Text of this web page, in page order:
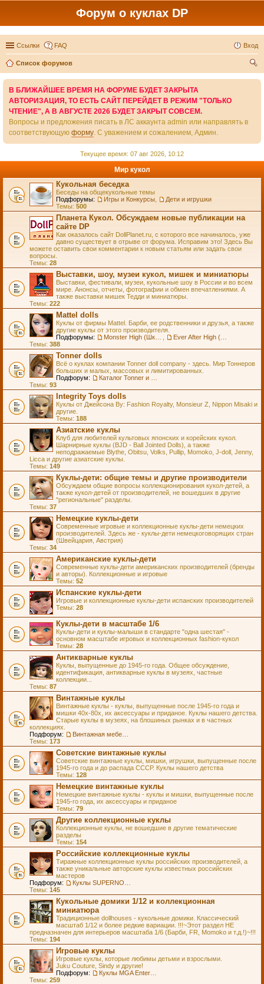
Форум о куклах DP
Ссылки FAQ Вход
Список форумов
В БЛИЖАЙШЕЕ ВРЕМЯ НА ФОРУМЕ БУДЕТ ЗАКРЫТА
АВТОРИЗАЦИЯ, ТО ЕСТЬ САЙТ ПЕРЕЙДЕТ В РЕЖИМ "ТОЛЬКО
ЧТЕНИЕ", А В АВГУСТЕ 2026 БУДЕТ ЗАКРЫТ СОВСЕМ.
Вопросы и предложения писать в ЛС аккаунта admin или направлять в
соответствующую форму. С уважением и сожалением, Админ.
Текущее время: 07 авг 2026, 10:12
Мир кукол
Кукольная беседка
Беседы на общекукольные темы
Подфорумы:
Игры и Конкурсы
Дети и игрушки
Темы: 500
Планета Кукол. Обсуждаем новые публикации на
сайте DP
Как оказалось сайт DollPlanet.ru, с которого все начиналось, уже
давно существует в отрыве от форума. Исправим это! Здесь Вы
можете оставить свои комментарии к новым статьям или задать свои
вопросы.
Темы: 28
Выставки, шоу, музеи кукол, мишек и миниатюры
Выставки, фестивали, музеи, кукольные шоу в России и во всем
мире. Анонсы, отчеты, фотографии и обмен впечатлениями. А
также выставки мишек Тедди и миниатюры.
Темы: 222
Mattel dolls
Куклы от фирмы Mattel. Барби, ее родственники и друзья, а также
другие куклы от этого производителя.
Подфорумы:
Темы: 388
Tonner dolls
Всё о куклах компании Tonner doll company - здесь. Мир Тоннеров
больших и малых, массовых и лимитированных.
Подфорум:
Темы: 93
Integrity Toys dolls
Куклы от Джейсона Ву: Fashion Royalty, Monsieur Z, Nippon Misaki и
другие.
Темы: 188
Азиатские куклы
Клуб для любителей культовых японских и корейских кукол.
Шарнирные куклы (BJD - Ball Jointed Dolls), а также
неподражаемые Blythe, Obitsu, Volks, Pullip, Momoko, J-doll, Jenny,
Licca и другие азиатские куклы.
Темы: 149
Куклы-дети: общие темы и другие производители
Обсуждаем общие вопросы коллекционирования кукол-детей, а
также кукол-детей от производителей, не вошедших в другие
"региональные" разделы.
Темы: 37
Немецкие куклы-дети
Современные игровые и коллекционные куклы-дети немецких
производителей. Здесь же - куклы-дети немецкоговорящих стран
(Швейцария, Австрия)
Темы: 34
Американские куклы-дети
Современные куклы-дети американских производителей (бренды
и авторы). Коллекционные и игровые
Темы: 52
Испанские куклы-дети
Игровые и коллекционные куклы-дети испанских производителей
Темы: 28
Куклы-дети в масштабе 1/6
Куклы-дети и куклы-малыши в стандарте "одна шестая" -
основном масштабе игровых и коллекционных fashion-кукол
Темы: 28
Антикварные куклы
Куклы, выпущенные до 1945-го года. Общее обсуждение,
идентификация, антикварные куклы в музеях, частные
коллекции...
Темы: 87
Винтажные куклы
Винтажные куклы - куклы, выпущенные после 1945-го года и
мишки 40х-80х, их аксессуары и приданое. Куклы нашего детства.
Старые куклы в музеях, на блошиных рынках и в частных
коллекциях.
Подфорум:
Темы: 173
Советские винтажные куклы
Советские винтажные куклы, мишки, игрушки, выпущенные после
1945-го года и до распада СССР. Куклы нашего детства
Темы: 128
Немецкие винтажные куклы
Немецкие винтажные куклы - куклы и мишки, выпущенные после
1945-го года, их аксессуары и приданое
Темы: 79
Другие коллекционные куклы
Коллекционные куклы, не вошедшие в другие тематические
разделы
Темы: 154
Российские коллекционные куклы
Тиражные коллекционные куклы российских производителей, а
также уникальные авторские куклы известных российских
мастеров
Подфорум:
Темы: 145
Кукольные домики 1/12 и коллекционная
миниатюра
Традиционные dollhouses - кукольные домики. Классический
масштаб 1/12 и более редкие вариации. !!!~Этот раздел НЕ
предназначен для интерьеров масштаба 1/6 (Барби, FR, Momoko и т.д.!)~!!!
Темы: 194
Игровые куклы
Игровые куклы, которые любимы детьми и взрослыми.
Juku Couture, Sindy и другие!
Подфорум:
Темы: 259